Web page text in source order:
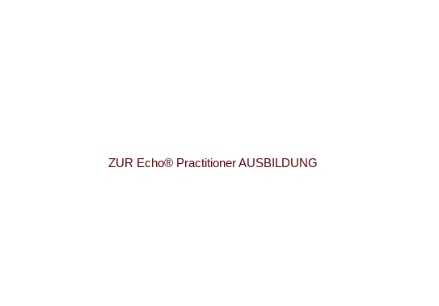
ZUR Echo® Practitioner AUSBILDUNG